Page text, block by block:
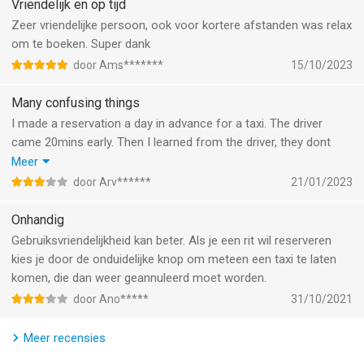
Vriendelijk en op tijd
Zeer vriendelijke persoon, ook voor kortere afstanden was relax
om te boeken. Super dank
door Ams******* 15/10/2023
Many confusing things
I made a reservation a day in advance for a taxi. The driver
came 20mins early. Then I learned from the driver, they dont
see that this is a reservation for certain pickup time. They just
thought its ordinary passenger.
system shows you to drivers at that time(probably) and you
would be luck if any driver would accept your request. I might
have lost mu flight if this one driver wasnt around by
coincidence. Terrible unreliable service.
Also there is no way for both passenger and driver to see if trip
Meer
door Arv****** 21/01/2023
Onhandig
Gebruiksvriendelijkheid kan beter. Als je een rit wil reserveren
kies je door de onduidelijke knop om meteen een taxi te laten
komen, die dan weer geannuleerd moet worden.
door Ano***** 31/10/2021
Meer recensies